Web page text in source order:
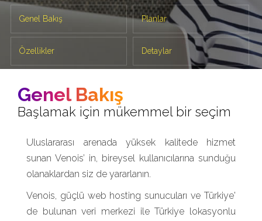
Genel Bakış Planlar
Özellikler Detaylar
Genel Bakış
Başlamak için mükemmel bir seçim
Uluslararası arenada yüksek kalitede hizmet
sunan Venois’ in, bireysel kullanıcılarına sunduğu
olanaklardan siz de yararlanın.
Venois, güçlü web hosting sunucuları ve Türkiye'
de bulunan veri merkezi ile Türkiye lokasyonlu